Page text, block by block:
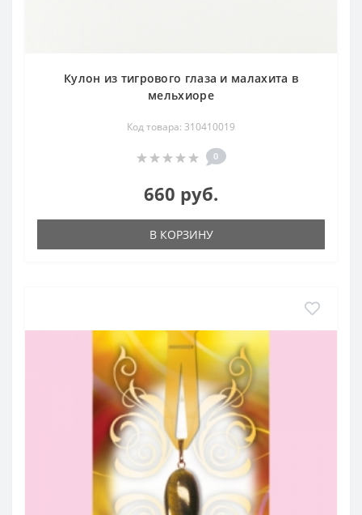
Кулон из тигрового глаза и малахита в
мельхиоре
Код товара: 310410019
0
660 руб.
В КОРЗИНУ